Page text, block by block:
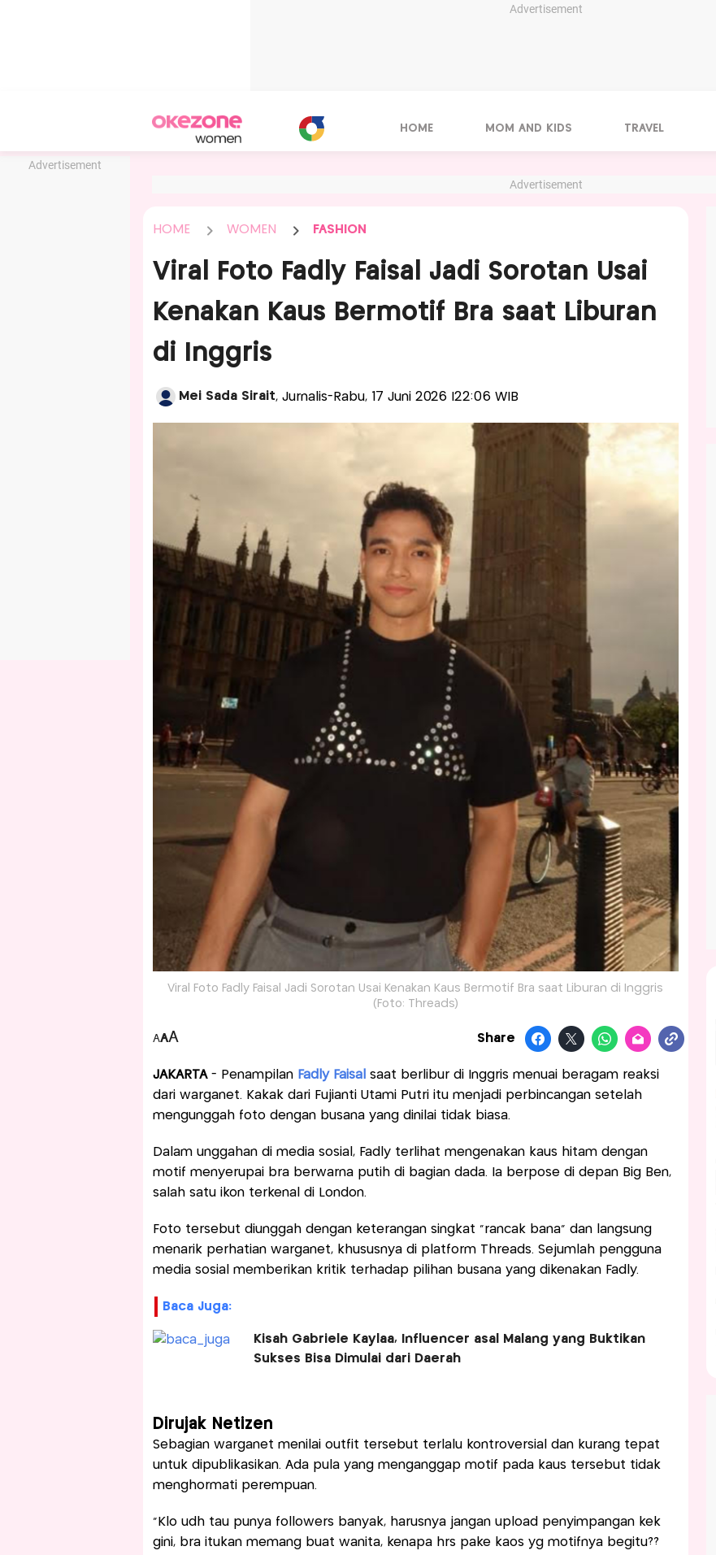
Advertisement
Advertisement
HOME MOM AND KIDS TRAVEL
Advertisement
HOME WOMEN FASHION
Viral Foto Fadly Faisal Jadi Sorotan Usai
Kenakan Kaus Bermotif Bra saat Liburan
di Inggris
Mei Sada Sirait, Jurnalis-Rabu, 17 Juni 2026 |22:06 WIB
Viral Foto Fadly Faisal Jadi Sorotan Usai Kenakan Kaus Bermotif Bra saat Liburan di Inggris
(Foto: Threads)
AAA Share
JAKARTA- Penampilan Fadly Faisal saat berlibur di Inggris menuai beragam reaksi
dari warganet. Kakak dari Fujianti Utami Putri itu menjadi perbincangan setelah
mengunggah foto dengan busana yang dinilai tidak biasa.
Dalam unggahan di media sosial, Fadly terlihat mengenakan kaus hitam dengan
motif menyerupai bra berwarna putih di bagian dada. Ia berpose di depan Big Ben,
salah satu ikon terkenal di London.
Foto tersebut diunggah dengan keterangan singkat "rancak bana" dan langsung
menarik perhatian warganet, khususnya di platform Threads. Sejumlah pengguna
media sosial memberikan kritik terhadap pilihan busana yang dikenakan Fadly.
Baca Juga:
Kisah Gabriele Kaylaa, Influencer asal Malang yang Buktikan
Sukses Bisa Dimulai dari Daerah
Dirujak Netizen
Sebagian warganet menilai outfit tersebut terlalu kontroversial dan kurang tepat
untuk dipublikasikan. Ada pula yang menganggap motif pada kaus tersebut tidak
menghormati perempuan.
"Klo udh tau punya followers banyak, harusnya jangan upload penyimpangan kek
gini, bra itukan memang buat wanita, kenapa hrs pake kaos yg motifnya begitu??